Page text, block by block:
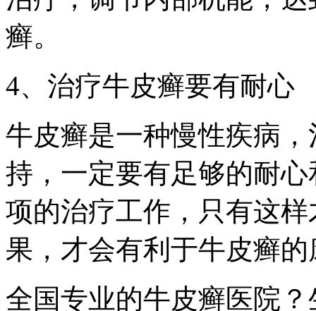
癣。
4、治疗牛皮癣要有耐心
牛皮癣是一种慢性疾病
持，一定要有足够的耐
项的治疗工作，只有这
果，才会有利于牛皮癣的
全国专业的牛皮癣医院